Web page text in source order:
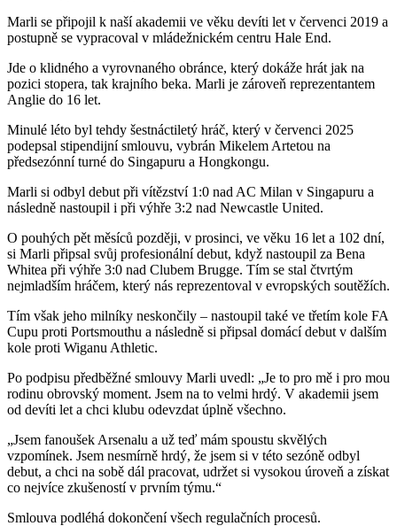
Marli se připojil k naší akademii ve věku devíti let v červenci 2019 a
postupně se vypracoval v mládežnickém centru Hale End.
Jde o klidného a vyrovnaného obránce, který dokáže hrát jak na
pozici stopera, tak krajního beka. Marli je zároveň reprezentantem
Anglie do 16 let.
Minulé léto byl tehdy šestnáctiletý hráč, který v červenci 2025
podepsal stipendijní smlouvu, vybrán Mikelem Artetou na
předsezónní turné do Singapuru a Hongkongu.
Marli si odbyl debut při vítězství 1:0 nad AC Milan v Singapuru a
následně nastoupil i při výhře 3:2 nad Newcastle United.
O pouhých pět měsíců později, v prosinci, ve věku 16 let a 102 dní,
si Marli připsal svůj profesionální debut, když nastoupil za Bena
Whitea při výhře 3:0 nad Clubem Brugge. Tím se stal čtvrtým
nejmladším hráčem, který nás reprezentoval v evropských soutěžích.
Tím však jeho milníky neskončily – nastoupil také ve třetím kole FA
Cupu proti Portsmouthu a následně si připsal domácí debut v dalším
kole proti Wiganu Athletic.
Po podpisu předběžné smlouvy Marli uvedl: „Je to pro mě i pro mou
rodinu obrovský moment. Jsem na to velmi hrdý. V akademii jsem
od devíti let a chci klubu odevzdat úplně všechno.
„Jsem fanoušek Arsenalu a už teď mám spoustu skvělých
vzpomínek. Jsem nesmírně hrdý, že jsem si v této sezóně odbyl
debut, a chci na sobě dál pracovat, udržet si vysokou úroveň a získat
co nejvíce zkušeností v prvním týmu.“
Smlouva podléhá dokončení všech regulačních procesů.